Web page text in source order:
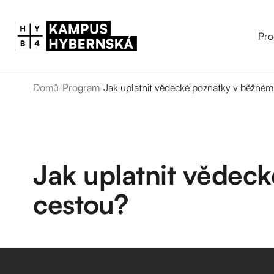
Domů/Program/Jak uplatnit vědecké poznatky v
Jak uplatnit
cestou?